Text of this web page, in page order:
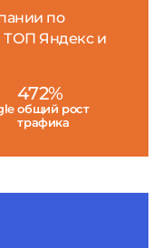
по
ТОП Яндекс и
472%
общий рост
трафика